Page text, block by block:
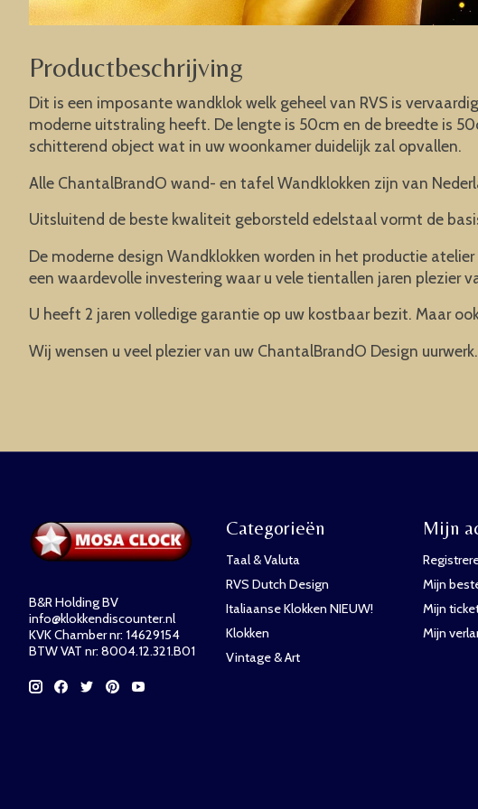
Productbeschrijving
Dit is een imposante wandklok welk geheel van RVS is
moderne uitstraling heeft. De lengte is 50cm en de breedte is
schitterend object wat in uw woonkamer duidelijk zal opvallen.
Alle ChantalBrandO wand- en tafel Wandklokken zijn van
Uitsluitend de beste kwaliteit geborsteld edelstaal vormt de
De moderne design Wandklokken worden in het productie
een waardevolle investering waar u vele tientallen jaren plezier
U heeft 2 jaren volledige garantie op uw kostbaar bezit. Maar
Wij wensen u veel plezier van uw ChantalBrandO Design uurwerk.
B&R Holding BV
info@klokkendiscounter.nl
KVK Chamber nr: 14629154
BTW VAT nr: 8004.12.321.B01
Categorieën
Taal & Valuta
RVS Dutch Design
Italiaanse Klokken NIEUW!
Klokken
Vintage & Art
Mijn
Mijn
Mijn
Mijn